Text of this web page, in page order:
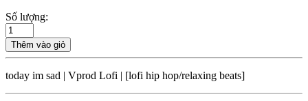
Số lượng:
Thêm vào giỏ
today im sad | Vprod Lofi | [lofi hip hop/relaxing beats]